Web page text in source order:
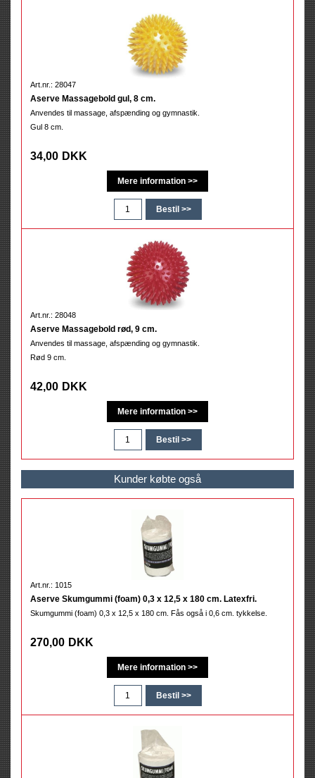
Art.nr.: 28047
Aserve Massagebold gul, 8 cm.
Anvendes til massage, afspænding og gymnastik.
Gul 8 cm.
34,00 DKK
Art.nr.: 28048
Aserve Massagebold rød, 9 cm.
Anvendes til massage, afspænding og gymnastik.
Rød 9 cm.
42,00 DKK
Kunder købte også
Art.nr.: 1015
Aserve Skumgummi (foam) 0,3 x 12,5 x 180 cm. Latexfri.
Skumgummi (foam) 0,3 x 12,5 x 180 cm. Fås også i 0,6 cm. tykkelse.
270,00 DKK